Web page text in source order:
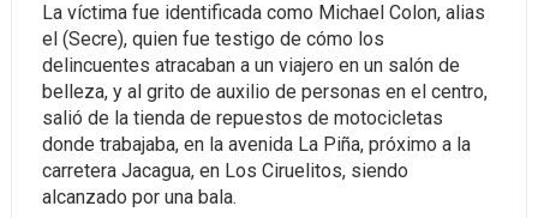
La víctima fue identificada como Michael Colon, alias
el (Secre), quien fue testigo de cómo los
delincuentes atracaban a un viajero en un salón de
belleza, y al grito de auxilio de personas en el centro,
salió de la tienda de repuestos de motocicletas
donde trabajaba, en la avenida La Piña, próximo a la
carretera Jacagua, en Los Ciruelitos, siendo
alcanzado por una bala.